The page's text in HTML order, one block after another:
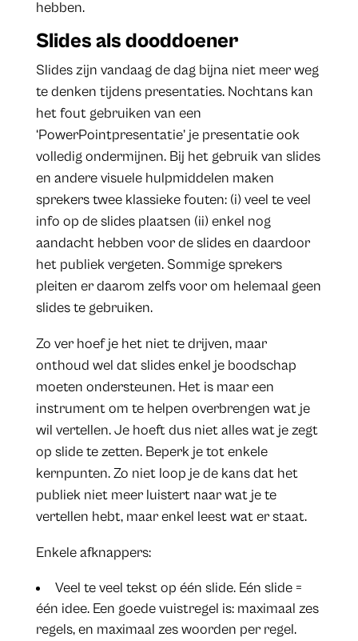
hebben.
Slides als dooddoener
Slides zijn vandaag de dag bijna niet meer weg
te denken tijdens presentaties. Nochtans kan
het fout gebruiken van een
‘PowerPointpresentatie’ je presentatie ook
volledig ondermijnen. Bij het gebruik van slides
en andere visuele hulpmiddelen maken
sprekers twee klassieke fouten: (i) veel te veel
info op de slides plaatsen (ii) enkel nog
aandacht hebben voor de slides en daardoor
het publiek vergeten. Sommige sprekers
pleiten er daarom zelfs voor om helemaal geen
slides te gebruiken.
Zo ver hoef je het niet te drijven, maar
onthoud wel dat slides enkel je boodschap
moeten ondersteunen. Het is maar een
instrument om te helpen overbrengen wat je
wil vertellen. Je hoeft dus niet alles wat je zegt
op slide te zetten. Beperk je tot enkele
kernpunten. Zo niet loop je de kans dat het
publiek niet meer luistert naar wat je te
vertellen hebt, maar enkel leest wat er staat.
Enkele afknappers:
Veel te veel tekst op één slide. Eén slide =
één idee. Een goede vuistregel is: maximaal zes
regels, en maximaal zes woorden per regel.